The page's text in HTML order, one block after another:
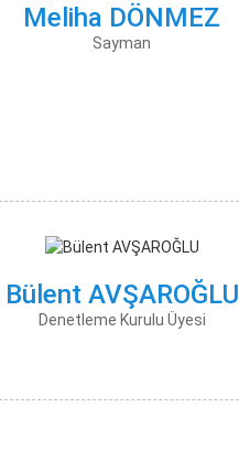
Meliha DÖNMEZ
Sayman
Bülent AVŞAROĞLU
Denetleme Kurulu Üyesi